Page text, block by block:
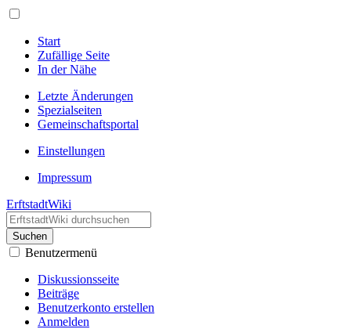
Start
Zufällige Seite
In der Nähe
Letzte Änderungen
Spezialseiten
Gemeinschafts­portal
Einstellungen
Impressum
ErftstadtWiki
Suchen
Benutzermenü
Diskussionsseite
Beiträge
Benutzerkonto erstellen
Anmelden